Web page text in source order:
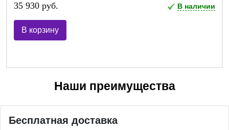
35 930 руб. В наличии
В корзину
Наши преимущества
Бесплатная доставка